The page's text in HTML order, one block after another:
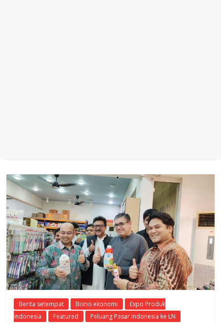
Berita setempat Bisnis ekonomi
Expo Produk
Indonesia
Featured Peluang Pasar Indonesia ke LN